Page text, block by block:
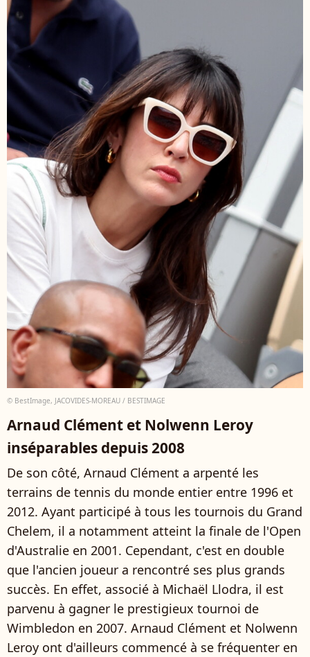
© BestImage, JACOVIDES-MOREAU / BESTIMAGE
Arnaud Clément et Nolwenn Leroy
inséparables depuis 2008
De son côté, Arnaud Clément a arpenté les
terrains de tennis du monde entier entre 1996 et
2012. Ayant participé à tous les tournois du Grand
Chelem, il a notamment atteint la finale de l'Open
d'Australie en 2001. Cependant, c'est en double
que l'ancien joueur a rencontré ses plus grands
succès. En effet, associé à Michaël Llodra, il est
parvenu à gagner le prestigieux tournoi de
Wimbledon en 2007. Arnaud Clément et Nolwenn
Leroy ont d'ailleurs commencé à se fréquenter en